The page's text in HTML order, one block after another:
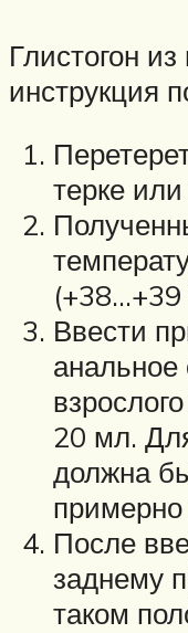
Глистогон
инструкция
терке
(+38…+39
Ввести
анальное
20 мл.
должна
примерно
После
заднему
таком